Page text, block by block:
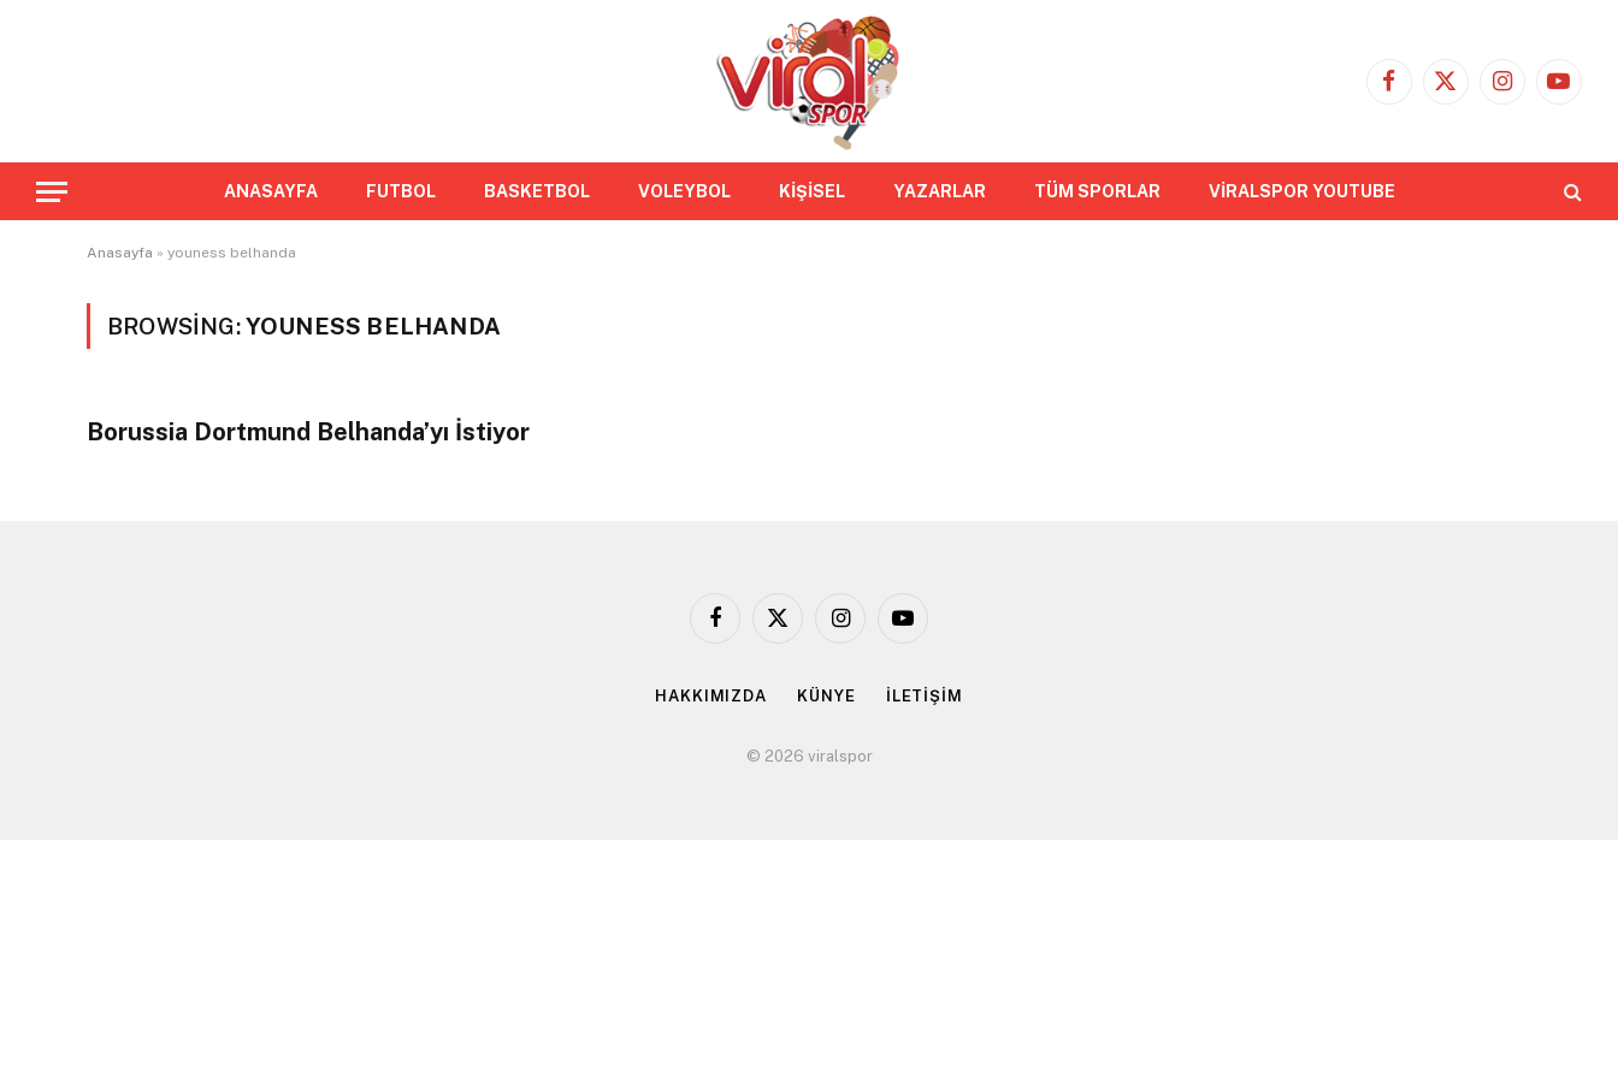
Facebook
X
Instagram
ANASAYFA FUTBOL BASKETBOL VOLEYBOL KİŞİSEL YAZARLAR TÜM SPORLAR VİRALSPOR YOUTUBE
Anasayfa » youness belhanda
BROWSING:YOUNESS BELHANDA
Borussia Dortmund Belhanda’yı İstiyor
Facebook
X
InstagramYouTube
HAKKIMIZDA KÜNYE İLETİŞİM
© 2026 viralspor